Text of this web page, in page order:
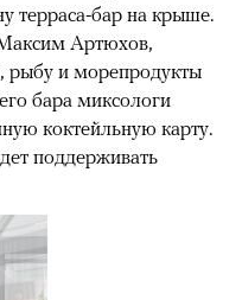
терраса-бар на крыше.
Артюхов,
рыбу и морепродукты
бара миксологи
коктейльную карту.
поддерживать